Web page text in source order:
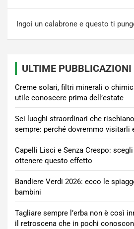
Ingoi un calabrone e questo ti
ULTIME PUBBLICAZIONI
Creme solari, filtri minerali o
utile conoscere prima dell’estate
Sei luoghi straordinari che
sempre: perché dovremmo visitarli
Capelli Lisci e Senza Crespo:
ottenere questo effetto
Bandiere Verdi 2026: ecco le
bambini
Tagliare sempre l’erba non è così
il retroscena che in pochi